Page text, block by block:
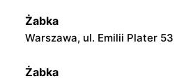
Żabka
Warszawa, ul. Emilii Plater 53
Żabka